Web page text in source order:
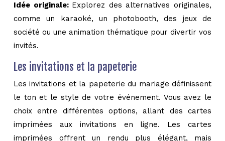
Idée originale: Explorez des alternatives originales,
comme un karaoké, un photobooth, des jeux de
société ou une animation thématique pour divertir vos
invités.
Les invitations et la papeterie
Les invitations et la papeterie du mariage définissent
le ton et le style de votre événement. Vous avez le
choix entre différentes options, allant des cartes
imprimées aux invitations en ligne. Les cartes
imprimées offrent un rendu plus élégant, mais